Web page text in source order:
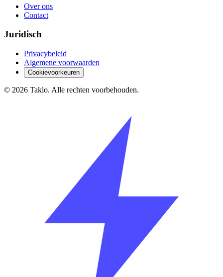
Over ons
Contact
Juridisch
Privacybeleid
Algemene voorwaarden
Cookievoorkeuren
© 2026 Taklo. Alle rechten voorbehouden.